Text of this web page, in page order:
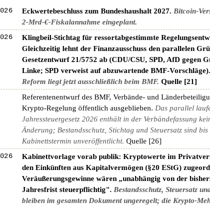
Eckwertebeschluss zum Bundeshaushalt 2027. Bitcoin-
2-Mrd-€-Fiskalannahme eingeplant.
Klingbeil-Stichtag für ressortabgestimmte
Gleichzeitig lehnt der Finanzausschuss den parallelen
Gesetzentwurf 21/5752 ab (CDU/CSU, SPD, AfD gegen
Linke; SPD verweist auf abzuwartende BMF-Vorschläge).
Reform liegt jetzt ausschließlich beim BMF. Quelle [21]
Referentenentwurf des BMF, Verbände- und
Krypto-Regelung öffentlich ausgeblieben. Das parallel
Jahressteuergesetz 2026 enthält in der Verbändefassung
Änderung; Bestandsschutz, Stichtag und Steuersatz sind bis
Kabinettstermin unveröffentlicht. Quelle [26]
Kabinettvorlage vorab publik: Kryptowerte im
den Einkünften aus Kapitalvermögen (§20 EStG)
Veräußerungsgewinne wären „unabhängig von der
Jahresfrist steuerpflichtig". Bestandsschutz, Steuersatz
bleiben im gesamten Dokument ungeregelt; die Krypto-